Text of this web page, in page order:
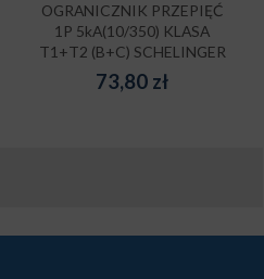
OGRANICZNIK PRZEPIĘĆ
1P 5kA(10/350) KLASA
T1+T2 (B+C) SCHELINGER
73,80 zł